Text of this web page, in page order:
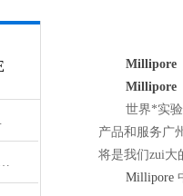
应用
复苏培养与质量控制规范
Millipore
Millipore
世界*实
产品和服务广
将是我们zui大
Millipore